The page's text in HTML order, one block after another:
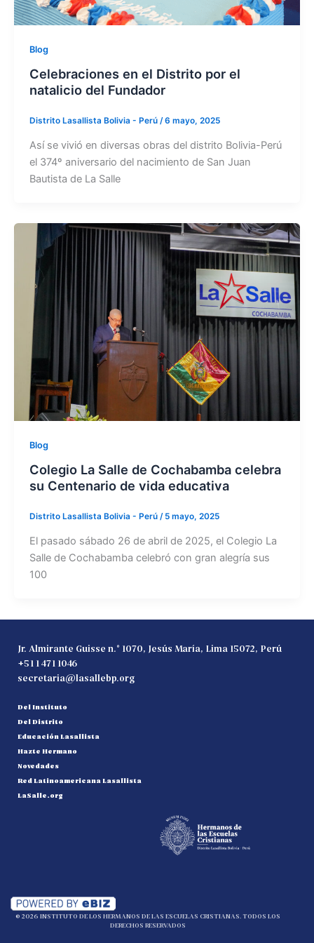
Blog
Celebraciones en el Distrito por el
natalicio del Fundador
Distrito Lasallista Bolivia - Perú /6 mayo, 2025
Así se vivió en diversas obras del distrito Bolivia-Perú
el 374º aniversario del nacimiento de San Juan
Bautista de La Salle
Blog
Colegio La Salle de Cochabamba celebra
su Centenario de vida educativa
Distrito Lasallista Bolivia - Perú / 5 mayo, 2025
El pasado sábado 26 de abril de 2025, el Colegio La
Salle de Cochabamba celebró con gran alegría sus
100
Jr. Almirante Guisse n.° 1070, Jesús María, Lima 15072, Perú
+51 1 471 1046
secretaria@lasallebp.org
Del Instituto
Del Distrito
Educación Lasallista
Hazte Hermano
Novedades
Red Latinoamericana Lasallista
LaSalle.org
© 2026 INSTITUTO DE LOS HERMANOS DE LAS ESCUELAS CRISTIANAS. TODOS LOS
DERECHOS RESERVADOS